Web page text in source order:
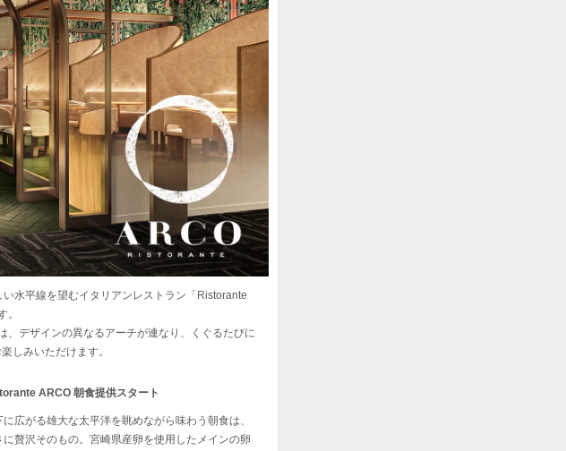
水平線を望むイタリアンレストラン「Ristorante
。
、デザインの異なるアーチが連なり、くぐるたびに
しみいただけます。
ARCO 朝食提供スタート
に広がる雄大な太平洋を眺めながら味わう朝食は、
に贅沢そのもの。宮崎県産卵を使用したメインの卵